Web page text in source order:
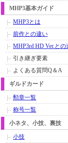
MHP3基本ガイド
MHP3とは
前作との違い
MHP3rd HD Ver.との
引き継ぎ要素
よくある質問Q＆A
ギルドカード
勲章一覧
称号一覧
小ネタ、小技、裏技
小技